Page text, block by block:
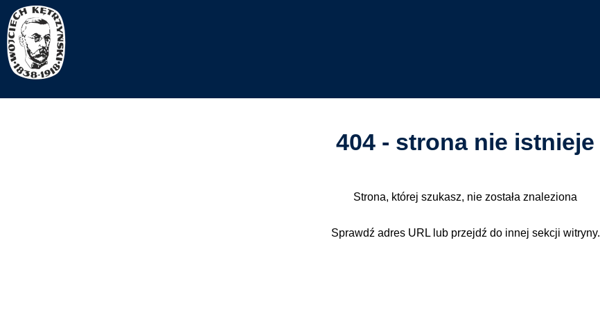
404 - strona nie istnieje
Strona, której szukasz, nie została znaleziona
Sprawdź adres URL lub przejdź do innej sekcji witryny.